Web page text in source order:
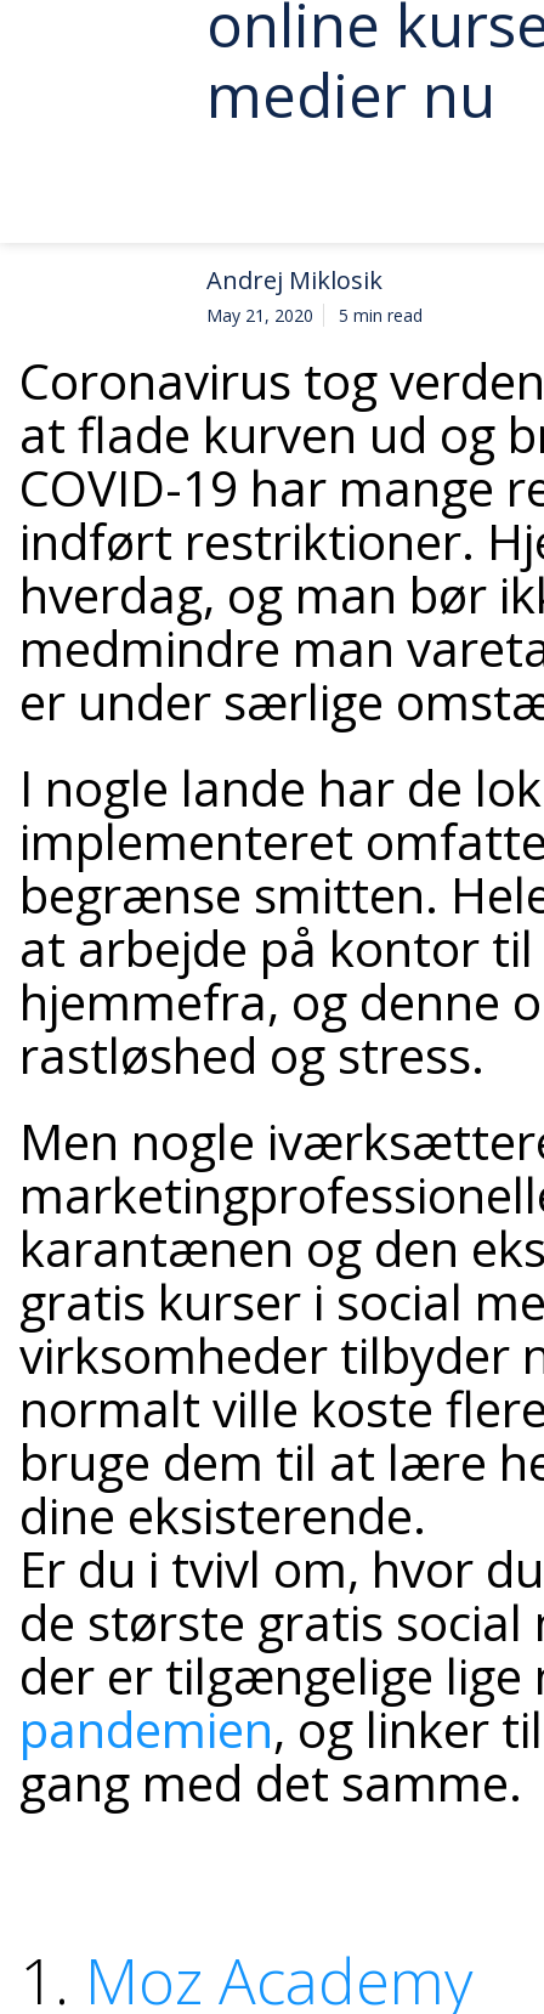
online
medier nu
Andrej Miklosik
May 21, 2020 5 min read
Coronavirus tog
at flade kurven ud og
COVID-19 har mange
indført restriktioner.
hverdag, og man bør
medmindre man
er under særlige
I nogle lande har de
implementeret
begrænse smitten.
at arbejde på kontor
hjemmefra, og denne
rastløshed og stress.
Men nogle
karantænen og den
gratis kurser i social
virksomheder tilbyder
normalt ville koste
bruge dem til at lære
dine eksisterende.
Er du i tvivl om, hvor
de største gratis
der er tilgængelige
pandemien, og linker
gang med det samme.
1. Moz Academy